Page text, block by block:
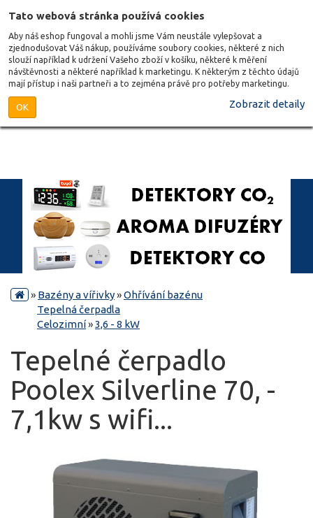
Tato webová stránka používá cookies
Aby náš eshop fungoval a mohli jsme Vám neustále vylepšovat a
zjednodušovat Váš nákup, používáme soubory cookies, některé z nich
slouží například k udržení Vašeho zboží v košíku, některé k měření
návštěvnosti a některé například k marketingu. K některým z těchto údajů
mají přístup i naši partneři a to zejména právě pro potřeby marketingu.
OK Zobrazit detaily
» Bazény a vířivky»Ohřívání bazénu
Tepelná čerpadla
Celozimní»3,6 - 8 kW
Tepelné čerpadlo
Poolex Silverline 70, -
7,1kw s wifi...